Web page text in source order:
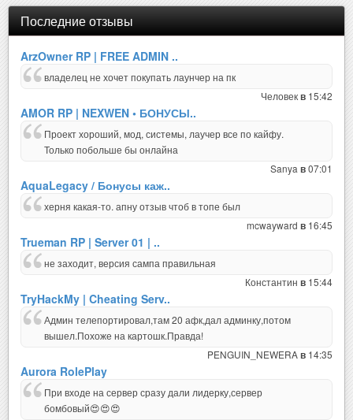
Последние отзывы
ArzOwner RP | FREE ADMIN ..
владелец не хочет покупать лаунчер на пк
Человекв 15:42
AMOR RP | NEXWEN • БОНУСЫ..
Проект хороший, мод, системы, лаучер все по кайфу.
Только побольше бы онлайна
Sanya в07:01
AquaLegacy / Бонусы каж..
херня какая-то. апну отзыв чтоб в топе был
mcwayward в 16:45
Trueman RP | Server 01 | ..
не заходит, версия сампа правильная
Константин в 15:44
TryHackMy | Cheating Serv..
Админ телепортировал,там 20 афк,дал админку,потом
вышел.Похоже на картошк.Правда!
PENGUIN_NEWERAв 14:35
Aurora RolePlay
При входе на сервер сразу дали лидерку,сервер
бомбовый😍😍😍